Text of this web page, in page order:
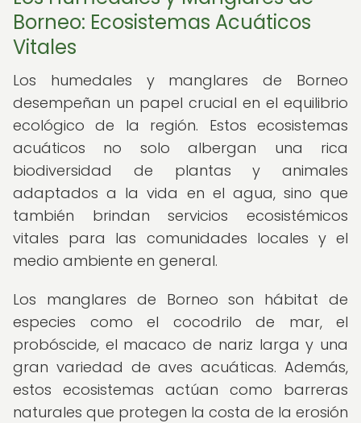
Borneo: Ecosistemas Acuáticos
Vitales
Los humedales y manglares de Borneo
desempeñan un papel crucial en el equilibrio
ecológico de la región. Estos ecosistemas
acuáticos no solo albergan una rica
biodiversidad de plantas y animales
adaptados a la vida en el agua, sino que
también brindan servicios ecosistémicos
vitales para las comunidades locales y el
medio ambiente en general.
Los manglares de Borneo son hábitat de
especies como el cocodrilo de mar, el
probóscide, el macaco de nariz larga y una
gran variedad de aves acuáticas. Además,
estos ecosistemas actúan como barreras
naturales que protegen la costa de la erosión